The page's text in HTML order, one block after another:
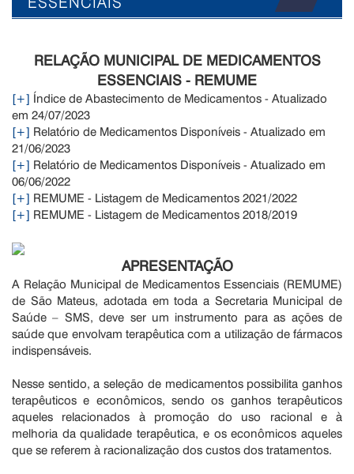
RELAÇÃO MUNICIPAL DE MEDICAMENTOS
ESSENCIAIS - REMUME
[+] Índice de Abastecimento de Medicamentos - Atualizado
em 24/07/2023
[+] Relatório de Medicamentos Disponíveis - Atualizado em
21/06/2023
[+] Relatório de Medicamentos Disponíveis - Atualizado em
06/06/2022
[+] REMUME - Listagem de Medicamentos 2021/2022
[+] REMUME - Listagem de Medicamentos 2018/2019
APRESENTAÇÃO
A Relação Municipal de Medicamentos Essenciais (REMUME)
de São Mateus, adotada em toda a Secretaria Municipal de
Saúde – SMS, deve ser um instrumento para as ações de
saúde que envolvam terapêutica com a utilização de fármacos
indispensáveis.
Nesse sentido, a seleção de medicamentos possibilita ganhos
terapêuticos e econômicos, sendo os ganhos terapêuticos
aqueles relacionados à promoção do uso racional e à
melhoria da qualidade terapêutica, e os econômicos aqueles
que se referem à racionalização dos custos dos tratamentos.